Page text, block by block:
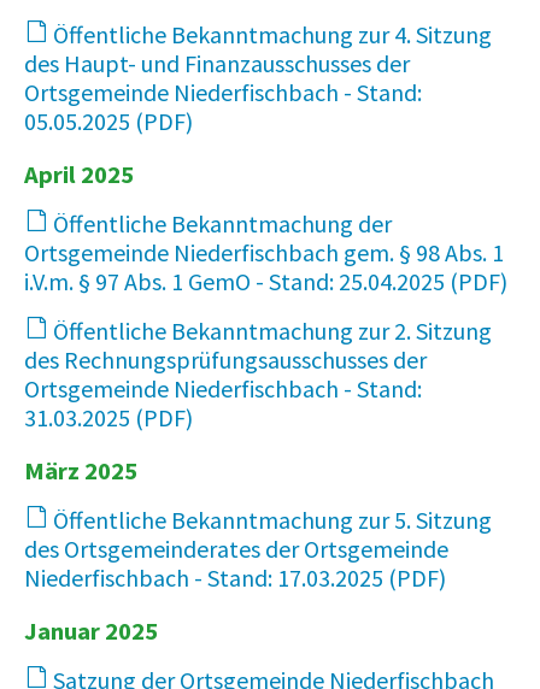
Öffentliche Bekanntmachung zur 4. Sitzung
des Haupt- und Finanzausschusses der
Ortsgemeinde Niederfischbach - Stand:
05.05.2025
April 2025
Öffentliche Bekanntmachung der
Ortsgemeinde Niederfischbach gem. § 98 Abs. 1
i.V.m. § 97 Abs. 1 GemO - Stand: 25.04.2025
Öffentliche Bekanntmachung zur 2. Sitzung
des Rechnungsprüfungsausschusses der
Ortsgemeinde Niederfischbach - Stand:
31.03.2025
März 2025
Öffentliche Bekanntmachung zur 5. Sitzung
des Ortsgemeinderates der Ortsgemeinde
Niederfischbach - Stand: 17.03.2025
Januar 2025
Satzung der Ortsgemeinde Niederfischbach